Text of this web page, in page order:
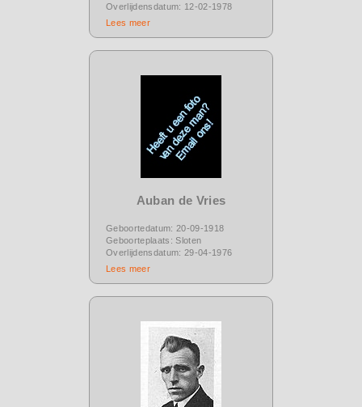
Overlijdensdatum: 12-02-1978
Lees meer
Auban de Vries
Geboortedatum: 20-09-1918
Geboorteplaats: Sloten
Overlijdensdatum: 29-04-1976
Lees meer